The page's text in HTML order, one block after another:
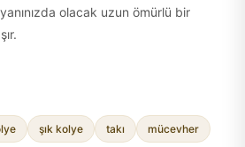
olacak uzun ömürlü bir
şık kolye takı mücevher